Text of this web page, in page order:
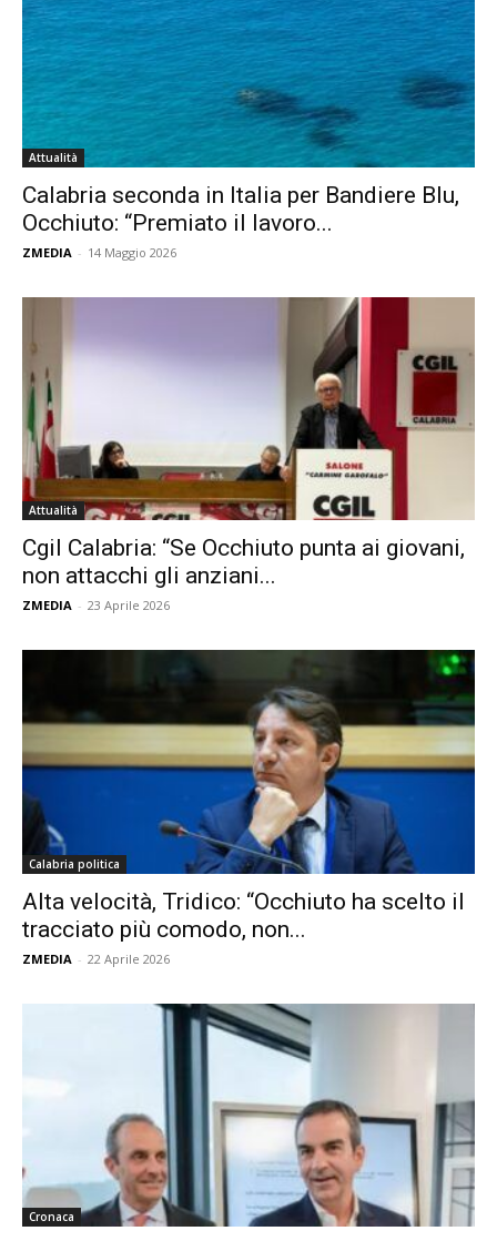
Attualità
Calabria seconda in Italia per Bandiere Blu,
Occhiuto: “Premiato il lavoro...
ZMEDIA - 14 Maggio 2026
Attualità
Cgil Calabria: “Se Occhiuto punta ai giovani,
non attacchi gli anziani...
ZMEDIA - 23 Aprile 2026
Calabria politica
Alta velocità, Tridico: “Occhiuto ha scelto il
tracciato più comodo, non...
ZMEDIA - 22 Aprile 2026
Cronaca